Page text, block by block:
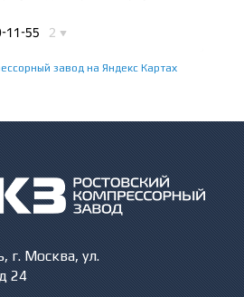
завод на Яндекс Картах
г. Москва, ул.
24